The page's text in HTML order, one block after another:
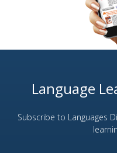
Language
Subscribe to Languages